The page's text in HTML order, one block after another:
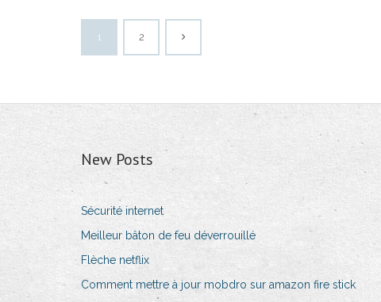
1 2
New Posts
Sécurité internet
Meilleur bâton de feu déverrouillé
Flèche netflix
Comment mettre à jour mobdro sur amazon fire stick